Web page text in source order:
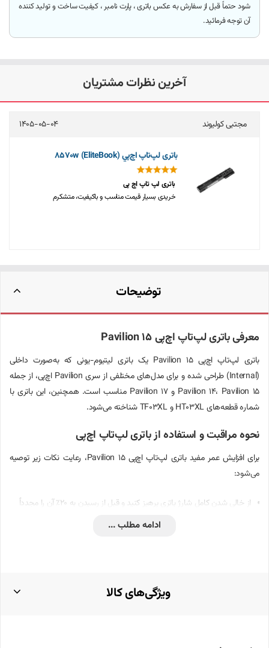
شود حتماً قبل از سفارش به عکس باتری ، پارت نامبر ، کیفیت ساخت و تولید کننده
آن توجه فرمائید.
آخرین نظرات مشتریان
مجتبی کولیوند 1405-05-04
باتری لپ‌تاپ اچ‌پي 8570w (EliteBook)
باتری لپ تاپ اچ پی
خریدی بسیار قیمت مناسب و باکیفیت، متشکرم
توضیحات
معرفی باتری لپ‌تاپ اچ‌پی Pavilion 15
باتری لپ‌تاپ اچ‌پی Pavilion 15 یک باتری لیتیوم-یونی که به‌صورت داخلی
(Internal) طراحی شده و برای مدل‌های مختلفی از سری Pavilion اچ‌پی، از جمله
Pavilion 14، Pavilion 15 و Pavilion 17 مناسب است. همچنین، این باتری با
شماره قطعه‌های HT03XL و TF03XL شناخته می‌شود.
نحوه مراقبت و استفاده از باتری لپ‌تاپ اچ‌پی
برای افزایش عمر مفید باتری لپ‌تاپ اچ‌پی Pavilion 15، رعایت نکات زیر توصیه
می‌شود:
از خالی شدن کامل شارژ باتری پرهیز کنید و قبل از رسیدن به ۲۰٪ آن را مجدداً
ادامه مطلب ...
ویژگی‌های کالا